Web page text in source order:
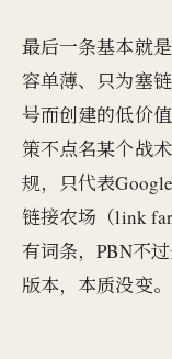
最后一条基本就
容单薄、只为塞
号而创建的低价
策不点名某个战
规，只代表
链接农场（link
有词条，PBN不
版本，本质没变。